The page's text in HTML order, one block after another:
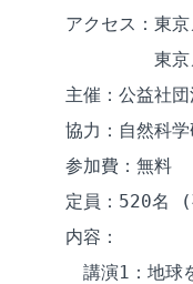
アクセス：東
東京メトロ
主催：公益社
協力：自然科
参加費：無料
定員：520名 (
内容：
講演1：地球を